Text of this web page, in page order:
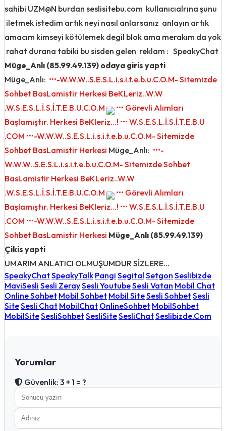
sahibi UZM@N burdan seslisitebu.com kullanıcıalrına şunu
iletmek istedim artık neyi nasıl anlarsanız anlayın artık
amacım kimseyi kötülemek degil blok ama merakım da yok
rahat durana tabiki bu sisden gelen reklam : SpeakyChat
Müge_Anlı (85.99.49.139) odaya giris yapti
Müge_Anlı: •••-W.W.W..S.E.S.L.i.s.i.t.e.b.u.C.O.M- Sitemizde
Sohbet BasLamistir Herkesi BeKLeriz..W.W
.W.S.E.S.L.İ.S.İ.T.E.B.U.C.O.M
••• Görevli Alımları
Başlamıştır. Herkesi BeKleriz...! ••• W.S.E.S.L.İ.S.İ.T.E.B.U
.COM •••-W.W.W..S.E.S.L.i.s.i.t.e.b.u.C.O.M- Sitemizde
Sohbet BasLamistir Herkesi Müge_Anlı: •••-
W.W.W..S.E.S.L.i.s.i.t.e.b.u.C.O.M- Sitemizde Sohbet
BasLamistir Herkesi BeKLeriz..W.W
.W.S.E.S.L.İ.S.İ.T.E.B.U.C.O.M
••• Görevli Alımları
Başlamıştır. Herkesi BeKleriz...! ••• W.S.E.S.L.İ.S.İ.T.E.B.U
.COM •••-W.W.W..S.E.S.L.i.s.i.t.e.b.u.C.O.M- Sitemizde
Sohbet BasLamistir Herkesi Müge_Anlı (85.99.49.139)
Çikis yapti
UMARIM ANLATICI OLMUŞUMDUR SİZLERE...
SpeakyChatSpeakyTalk Pangi Segital Setgon Seslibizde
MaviSesli Sesli ZeraySesli YoutubeSesli Vatan Mobil Chat
Online Sohbet Mobil Sohbet Mobil SiteSesli SohbetSesli
SiteSesli Chat MobilChat OnlineSohbet MobilSohbet
MobilSiteSesliSohbetSesliSiteSesliChatSeslibizde.Com
Yorumlar
Güvenlik: 3 + 1 = ?